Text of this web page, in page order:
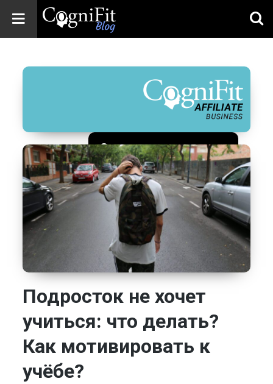
Blog: Brain
Wellness
Зарегистрироваться
Подросток не хочет
учиться: что делать?
Как мотивировать к
учёбе?